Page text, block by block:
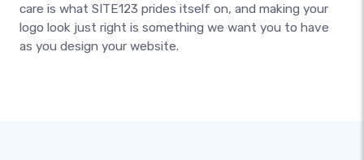
care is what SITE123 prides itself on, and making your
logo look just right is something we want you to have
as you design your website.